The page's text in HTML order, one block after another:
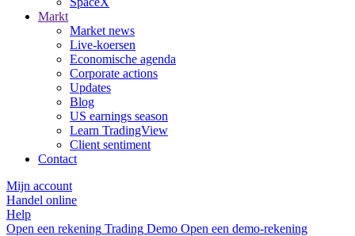
Markt
Market news
Live-koersen
Economische agenda
Corporate actions
Updates
Blog
US earnings season
Learn TradingView
Client sentiment
Contact
Mijn account
Handel online
Help
Open een rekening Trading Demo Open een demo-rekening